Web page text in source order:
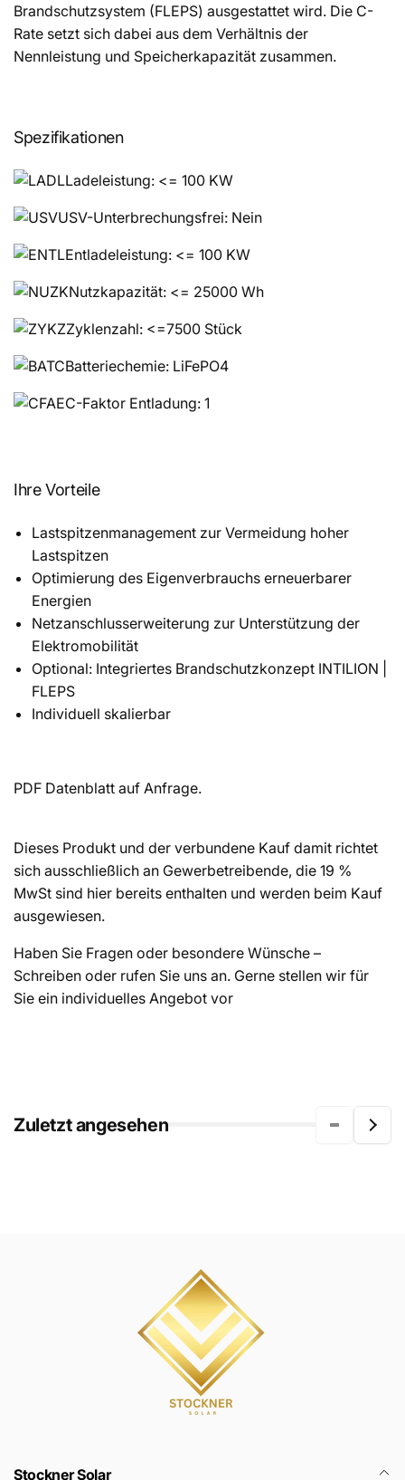
Brandschutzsystem (FLEPS) ausgestattet wird. Die C-
Rate setzt sich dabei aus dem Verhältnis der
Nennleistung und Speicherkapazität zusammen.
Spezifikationen
Ladeleistung: <= 100 KW
USV-Unterbrechungsfrei: Nein
Entladeleistung: <= 100 KW
Nutzkapazität: <= 25000 Wh
Zyklenzahl: <=7500 Stück
Batteriechemie: LiFePO4
C-Faktor Entladung: 1
Ihre Vorteile
Lastspitzenmanagement zur Vermeidung hoher
Lastspitzen
Optimierung des Eigenverbrauchs erneuerbarer
Energien
Netzanschlusserweiterung zur Unterstützung der
Elektromobilität
Optional: Integriertes Brandschutzkonzept INTILION |
FLEPS
Individuell skalierbar
PDF Datenblatt auf Anfrage.
Dieses Produkt und der verbundene Kauf damit richtet
sich ausschließlich an Gewerbetreibende, die 19 %
MwSt sind hier bereits enthalten und werden beim Kauf
ausgewiesen.
Haben Sie Fragen oder besondere Wünsche –
Schreiben oder rufen Sie uns an. Gerne stellen wir für
Sie ein individuelles Angebot vor
Zuletzt angesehen
Stockner Solar